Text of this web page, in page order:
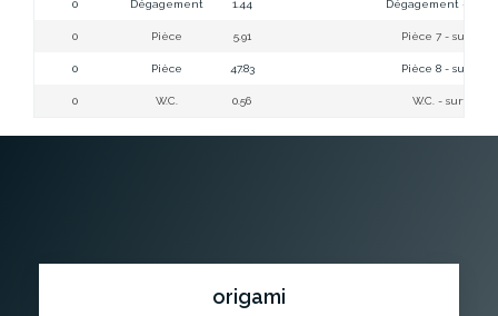
0 Dégagement 1.44 Dégagement -
0 Pièce 5.91 Pièce 7 - surface
0 Pièce 47.83 Pièce 8 - surface
0 W.C. 0.56 W.C. - surface
origami